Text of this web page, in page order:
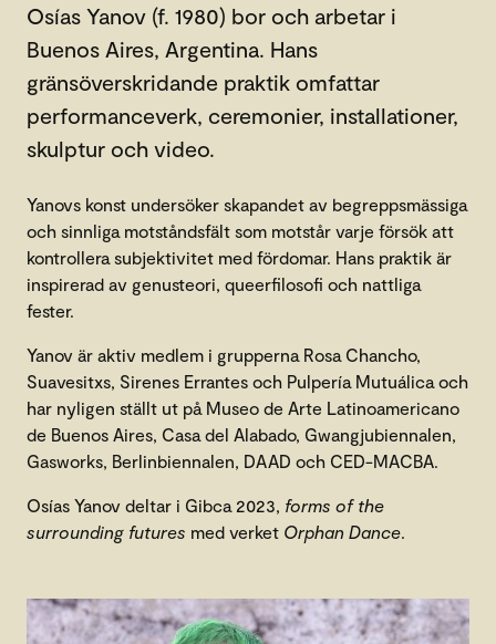
Osías Yanov (f. 1980) bor och arbetar i
Buenos Aires, Argentina. Hans
gränsöverskridande praktik omfattar
performanceverk, ceremonier, installationer,
skulptur och video.
Yanovs konst undersöker skapandet av begreppsmässiga
och sinnliga motståndsfält som motstår varje försök att
kontrollera subjektivitet med fördomar. Hans praktik är
inspirerad av genusteori, queerfilosofi och nattliga
fester.
Yanov är aktiv medlem i grupperna Rosa Chancho,
Suavesitxs, Sirenes Errantes och Pulpería Mutuálica och
har nyligen ställt ut på Museo de Arte Latinoamericano
de Buenos Aires, Casa del Alabado, Gwangjubiennalen,
Gasworks, Berlinbiennalen, DAAD och CED-MACBA.
Osías Yanov deltar i Gibca 2023, forms of the
surrounding futures med verket Orphan Dance